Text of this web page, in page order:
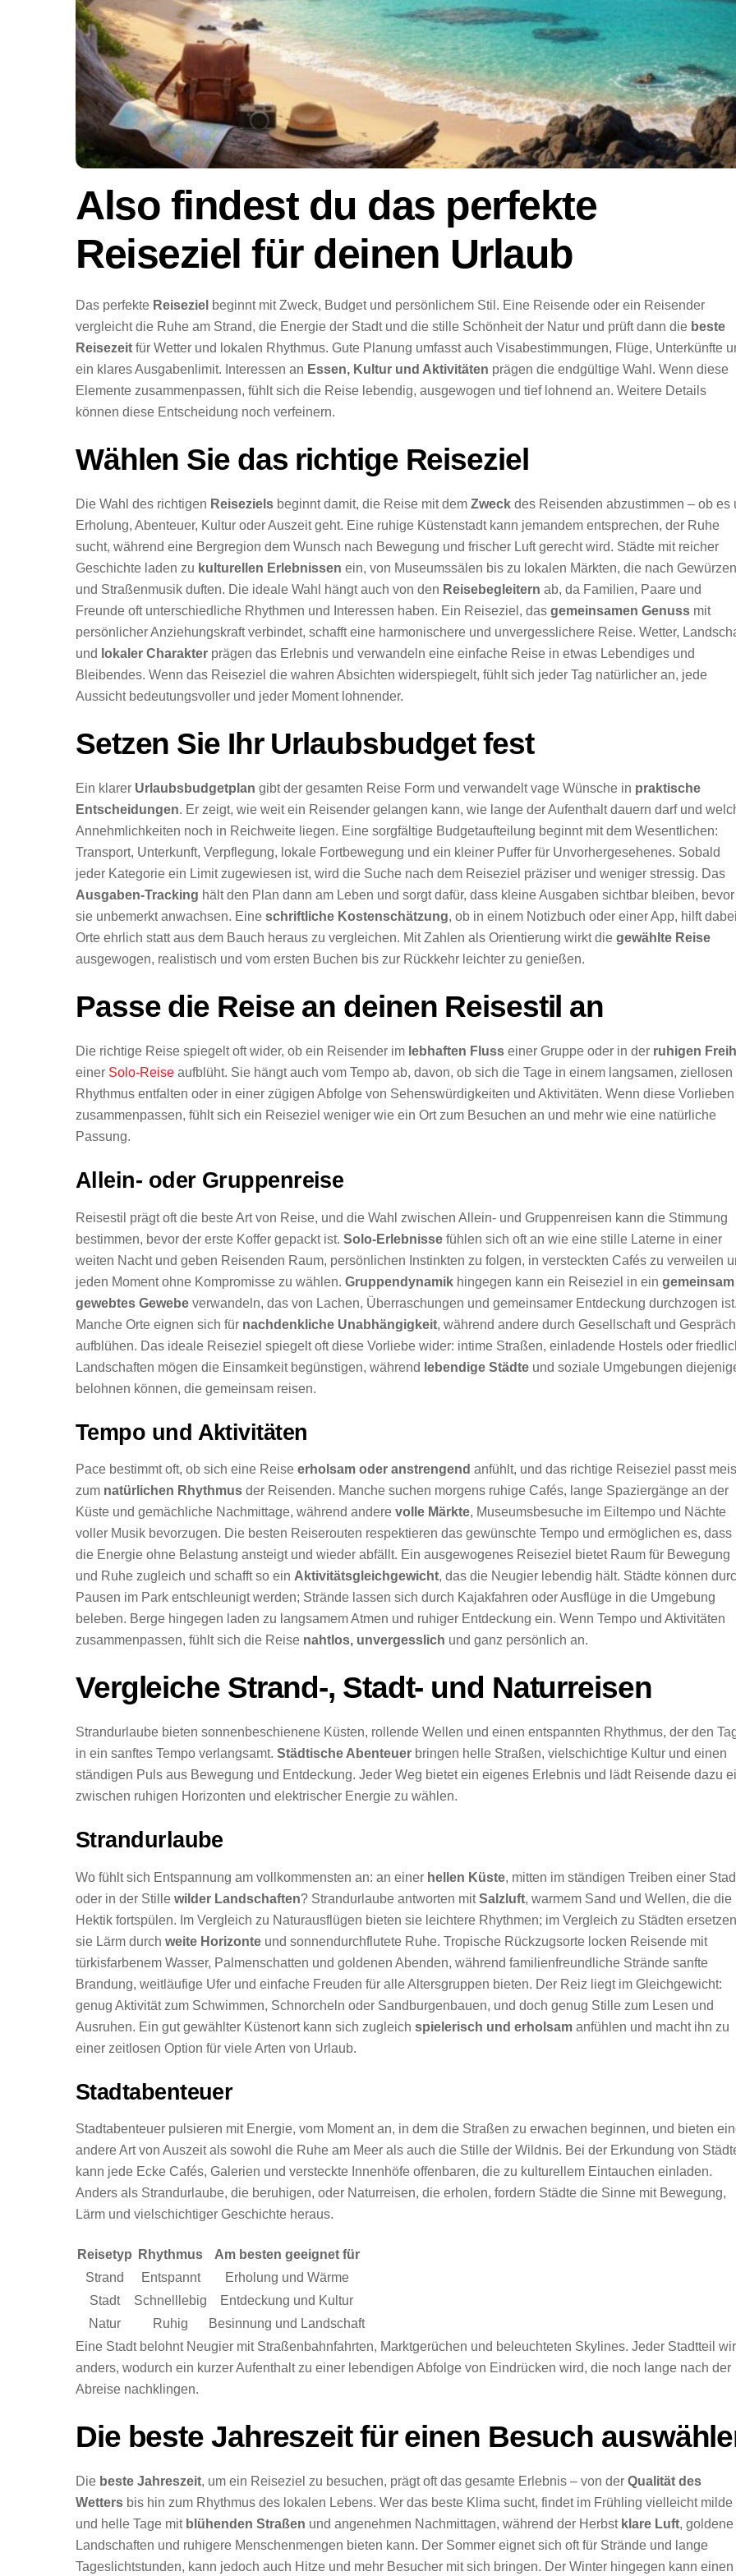
Also findest du das perfekte
Reiseziel für deinen Urlaub
Das perfekte Reiseziel beginnt mit Zweck, Budget und persönlichem Stil. Eine Reisende oder ein Reisender
vergleicht die Ruhe am Strand, die Energie der Stadt und die stille Schönheit der Natur und prüft dann die beste
Reisezeit für Wetter und lokalen Rhythmus. Gute Planung umfasst auch Visabestimmungen, Flüge, Unterkünfte
ein klares Ausgabenlimit. Interessen an Essen, Kultur und Aktivitäten prägen die endgültige Wahl. Wenn diese
Elemente zusammenpassen, fühlt sich die Reise lebendig, ausgewogen und tief lohnend an. Weitere Details
können diese Entscheidung noch verfeinern.
Wählen Sie das richtige Reiseziel
Die Wahl des richtigen Reiseziels beginnt damit, die Reise mit dem Zweck des Reisenden abzustimmen – ob es
Erholung, Abenteuer, Kultur oder Auszeit geht. Eine ruhige Küstenstadt kann jemandem entsprechen, der Ruhe
sucht, während eine Bergregion dem Wunsch nach Bewegung und frischer Luft gerecht wird. Städte mit reicher
Geschichte laden zu kulturellen Erlebnissen ein, von Museumssälen bis zu lokalen Märkten, die nach Gewürzen
und Straßenmusik duften. Die ideale Wahl hängt auch von den Reisebegleitern ab, da Familien, Paare und
Freunde oft unterschiedliche Rhythmen und Interessen haben. Ein Reiseziel, das gemeinsamen Genuss mit
persönlicher Anziehungskraft verbindet, schafft eine harmonischere und unvergesslichere Reise. Wetter,
und lokaler Charakter prägen das Erlebnis und verwandeln eine einfache Reise in etwas Lebendiges und
Bleibendes. Wenn das Reiseziel die wahren Absichten widerspiegelt, fühlt sich jeder Tag natürlicher an, jede
Aussicht bedeutungsvoller und jeder Moment lohnender.
Setzen Sie Ihr Urlaubsbudget fest
Ein klarer Urlaubsbudgetplan gibt der gesamten Reise Form und verwandelt vage Wünsche in praktische
Entscheidungen. Er zeigt, wie weit ein Reisender gelangen kann, wie lange der Aufenthalt dauern darf und
Annehmlichkeiten noch in Reichweite liegen. Eine sorgfältige Budgetaufteilung beginnt mit dem Wesentlichen:
Transport, Unterkunft, Verpflegung, lokale Fortbewegung und ein kleiner Puffer für Unvorhergesehenes. Sobald
jeder Kategorie ein Limit zugewiesen ist, wird die Suche nach dem Reiseziel präziser und weniger stressig. Das
Ausgaben-Tracking hält den Plan dann am Leben und sorgt dafür, dass kleine Ausgaben sichtbar bleiben, bevor
sie unbemerkt anwachsen. Eine schriftliche Kostenschätzung, ob in einem Notizbuch oder einer App, hilft
Orte ehrlich statt aus dem Bauch heraus zu vergleichen. Mit Zahlen als Orientierung wirkt die gewählte Reise
ausgewogen, realistisch und vom ersten Buchen bis zur Rückkehr leichter zu genießen.
Passe die Reise an deinen Reisestil an
Die richtige Reise spiegelt oft wider, ob ein Reisender im lebhaften Fluss einer Gruppe oder in der ruhigen
einer Solo-Reise aufblüht. Sie hängt auch vom Tempo ab, davon, ob sich die Tage in einem langsamen, ziellosen
Rhythmus entfalten oder in einer zügigen Abfolge von Sehenswürdigkeiten und Aktivitäten. Wenn diese Vorlieben
zusammenpassen, fühlt sich ein Reiseziel weniger wie ein Ort zum Besuchen an und mehr wie eine natürliche
Passung.
Allein- oder Gruppenreise
Reisestil prägt oft die beste Art von Reise, und die Wahl zwischen Allein- und Gruppenreisen kann die Stimmung
bestimmen, bevor der erste Koffer gepackt ist. Solo-Erlebnisse fühlen sich oft an wie eine stille Laterne in einer
weiten Nacht und geben Reisenden Raum, persönlichen Instinkten zu folgen, in versteckten Cafés zu verweilen
jeden Moment ohne Kompromisse zu wählen. Gruppendynamik hingegen kann ein Reiseziel in ein gemeinsam
gewebtes Gewebe verwandeln, das von Lachen, Überraschungen und gemeinsamer Entdeckung durchzogen ist.
Manche Orte eignen sich für nachdenkliche Unabhängigkeit, während andere durch Gesellschaft und
aufblühen. Das ideale Reiseziel spiegelt oft diese Vorliebe wider: intime Straßen, einladende Hostels oder
Landschaften mögen die Einsamkeit begünstigen, während lebendige Städte und soziale Umgebungen
belohnen können, die gemeinsam reisen.
Tempo und Aktivitäten
Pace bestimmt oft, ob sich eine Reise erholsam oder anstrengend anfühlt, und das richtige Reiseziel passt
zum natürlichen Rhythmus der Reisenden. Manche suchen morgens ruhige Cafés, lange Spaziergänge an der
Küste und gemächliche Nachmittage, während andere volle Märkte, Museumsbesuche im Eiltempo und Nächte
voller Musik bevorzugen. Die besten Reiserouten respektieren das gewünschte Tempo und ermöglichen es, dass
die Energie ohne Belastung ansteigt und wieder abfällt. Ein ausgewogenes Reiseziel bietet Raum für Bewegung
und Ruhe zugleich und schafft so ein Aktivitätsgleichgewicht, das die Neugier lebendig hält. Städte können
Pausen im Park entschleunigt werden; Strände lassen sich durch Kajakfahren oder Ausflüge in die Umgebung
beleben. Berge hingegen laden zu langsamem Atmen und ruhiger Entdeckung ein. Wenn Tempo und Aktivitäten
zusammenpassen, fühlt sich die Reise nahtlos, unvergesslich und ganz persönlich an.
Vergleiche Strand-, Stadt- und Naturreisen
Strandurlaube bieten sonnenbeschienene Küsten, rollende Wellen und einen entspannten Rhythmus, der den
in ein sanftes Tempo verlangsamt. Städtische Abenteuer bringen helle Straßen, vielschichtige Kultur und einen
ständigen Puls aus Bewegung und Entdeckung. Jeder Weg bietet ein eigenes Erlebnis und lädt Reisende dazu
zwischen ruhigen Horizonten und elektrischer Energie zu wählen.
Strandurlaube
Wo fühlt sich Entspannung am vollkommensten an: an einer hellen Küste, mitten im ständigen Treiben einer
oder in der Stille wilder Landschaften? Strandurlaube antworten mitSalzluft, warmem Sand und Wellen, die die
Hektik fortspülen. Im Vergleich zu Naturausflügen bieten sie leichtere Rhythmen; im Vergleich zu Städten ersetzen
sie Lärm durch weite Horizonte und sonnendurchflutete Ruhe. Tropische Rückzugsorte locken Reisende mit
türkisfarbenem Wasser, Palmenschatten und goldenen Abenden, während familienfreundliche Strände sanfte
Brandung, weitläufige Ufer und einfache Freuden für alle Altersgruppen bieten. Der Reiz liegt im Gleichgewicht:
genug Aktivität zum Schwimmen, Schnorcheln oder Sandburgenbauen, und doch genug Stille zum Lesen und
Ausruhen. Ein gut gewählter Küstenort kann sich zugleich spielerisch und erholsam anfühlen und macht ihn zu
einer zeitlosen Option für viele Arten von Urlaub.
Stadtabenteuer
Stadtabenteuer pulsieren mit Energie, vom Moment an, in dem die Straßen zu erwachen beginnen, und bieten
andere Art von Auszeit als sowohl die Ruhe am Meer als auch die Stille der Wildnis. Bei der Erkundung von
kann jede Ecke Cafés, Galerien und versteckte Innenhöfe offenbaren, die zu kulturellem Eintauchen einladen.
Anders als Strandurlaube, die beruhigen, oder Naturreisen, die erholen, fordern Städte die Sinne mit Bewegung,
Lärm und vielschichtiger Geschichte heraus.
Reisetyp Rhythmus
Am besten geeignet für
Strand
Entspannt
Erholung und Wärme
Stadt
Schnelllebig
Entdeckung und Kultur
Natur
Ruhig
Besinnung und Landschaft
Eine Stadt belohnt Neugier mit Straßenbahnfahrten, Marktgerüchen und beleuchteten Skylines. Jeder Stadtteil
anders, wodurch ein kurzer Aufenthalt zu einer lebendigen Abfolge von Eindrücken wird, die noch lange nach der
Abreise nachklingen.
Die beste Jahreszeit für einen Besuch
Die beste Jahreszeit, um ein Reiseziel zu besuchen, prägt oft das gesamte Erlebnis – von der Qualität des
Wetters bis hin zum Rhythmus des lokalen Lebens. Wer das beste Klima sucht, findet im Frühling vielleicht milde
und helle Tage mit blühenden Straßen und angenehmen Nachmittagen, während der Herbst klare Luft, goldene
Landschaften und ruhigere Menschenmengen bieten kann. Der Sommer eignet sich oft für Strände und lange
Tageslichtstunden, kann jedoch auch Hitze und mehr Besucher mit sich bringen. Der Winter hingegen kann einen